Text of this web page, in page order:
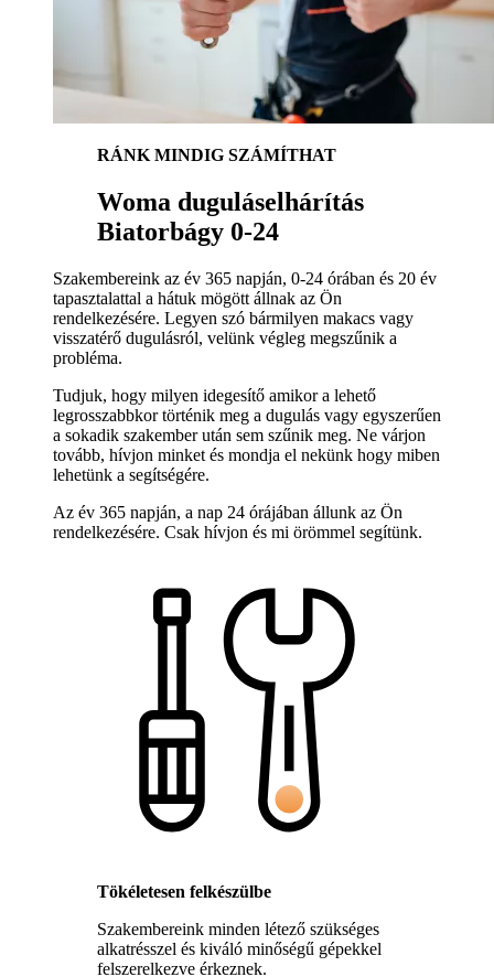
RÁNK MINDIG SZÁMÍTHAT
Woma duguláselhárítás
Biatorbágy 0-24
Szakembereink az év 365 napján, 0-24 órában és 20 év
tapasztalattal a hátuk mögött állnak az Ön
rendelkezésére. Legyen szó bármilyen makacs vagy
visszatérő dugulásról, velünk végleg megszűnik a
probléma.
Tudjuk, hogy milyen idegesítő amikor a lehető
legrosszabbkor történik meg a dugulás vagy egyszerűen
a sokadik szakember után sem szűnik meg. Ne várjon
tovább, hívjon minket és mondja el nekünk hogy miben
lehetünk a segítségére.
Az év 365 napján, a nap 24 órájában állunk az Ön
rendelkezésére. Csak hívjon és mi örömmel segítünk.
Tökéletesen felkészülbe
Szakembereink minden létező szükséges
alkatrésszel és kiváló minőségű gépekkel
felszerelkezve érkeznek.